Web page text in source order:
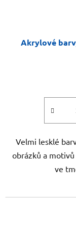
Akrylové
Velmi lesklé
obrázků a
ve